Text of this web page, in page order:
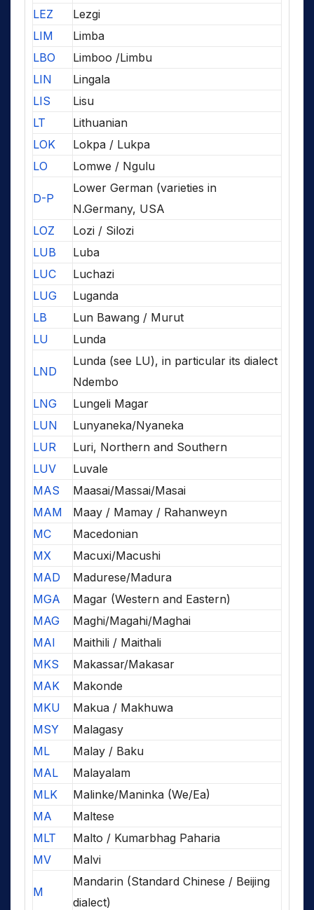
LEZ
Lezgi
LIM
Limba
LBO
Limboo /Limbu
LIN
Lingala
LIS
Lisu
LT
Lithuanian
LOK
Lokpa / Lukpa
LO
Lomwe / Ngulu
D-P
Lower German (varieties in
N.Germany, USA
LOZ
Lozi / Silozi
LUB
Luba
LUC
Luchazi
LUG
Luganda
LB
Lun Bawang / Murut
LU
Lunda
LND
Lunda (see LU), in particular its dialect
Ndembo
LNG
Lungeli Magar
LUN
Lunyaneka/Nyaneka
LUR
Luri, Northern and Southern
LUV
Luvale
MAS
Maasai/Massai/Masai
MAM
Maay / Mamay / Rahanweyn
MC
Macedonian
MX
Macuxi/Macushi
MAD
Madurese/Madura
MGA
Magar (Western and Eastern)
MAG
Maghi/Magahi/Maghai
MAI
Maithili / Maithali
MKS
Makassar/Makasar
MAK
Makonde
MKU
Makua / Makhuwa
MSY
Malagasy
ML
Malay / Baku
MAL
Malayalam
MLK
Malinke/Maninka (We/Ea)
MA
Maltese
MLT
Malto / Kumarbhag Paharia
MV
Malvi
M
Mandarin (Standard Chinese / Beijing
dialect)